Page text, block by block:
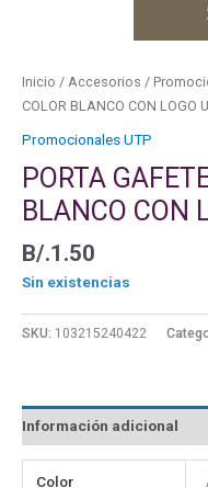
Inicio / Accesorios /
COLOR BLANCO CON LOGO
Promocionales UTP
PORTA
BLANCO CON
B/.1.50
Sin existencias
SKU: 103215240422
Información adicional
Color